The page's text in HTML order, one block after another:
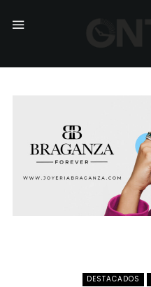
DESTACADOS